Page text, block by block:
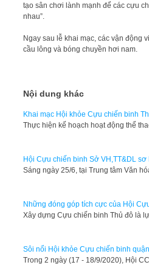
tạo sân chơi lành mạnh để các cựu
nhau”.
Ngay sau lễ khai mạc, các vận động
cầu lông và bóng chuyền hơi nam.
Nội dung khác
Khai mạc Hội khỏe Cựu chiến binh
Thực hiện kế hoạch hoạt động thể
Hội Cựu chiến binh Sở VH,TT&DL
​Sáng ngày 25/6, tại Trung tâm Văn
Những đóng góp tích cực của Hội
Xây dựng Cựu chiến binh Thủ đô là
Sôi nổi Hội khỏe Cựu chiến binh
Trong 2 ngày (17 - 18/9/2020), Hội